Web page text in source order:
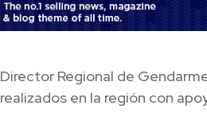
Director Regional de
realizados en la región con